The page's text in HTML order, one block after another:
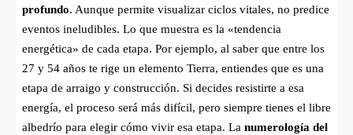
profundo. Aunque permite visualizar ciclos vitales, no predice
eventos ineludibles. Lo que muestra es la «tendencia
energética» de cada etapa. Por ejemplo, al saber que entre los
27 y 54 años te rige un elemento Tierra, entiendes que es una
etapa de arraigo y construcción. Si decides resistirte a esa
energía, el proceso será más difícil, pero siempre tienes el libre
albedrío para elegir cómo vivir esa etapa. La numerología del